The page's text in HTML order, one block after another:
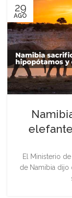
29
AGO
El Ministerio
de Namibia dijo